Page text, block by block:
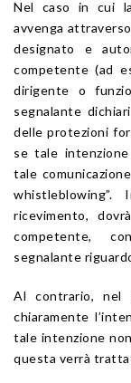
Nel caso in cui
avvenga
designato e
competente (ad
dirigente o
segnalante
delle protezioni
se tale
tale
ricevimento,
competente,
segnalante
Al contrario, nel
chiaramente
tale intenzione
questa verrà